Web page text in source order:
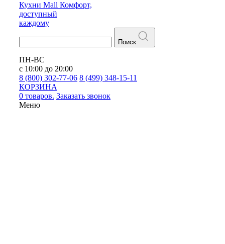
Кухни Mall Комфорт,
доступный
каждому
Поиск
ПН-ВС
с 10:00 до 20:00
8 (800) 302-77-06 8 (499) 348-15-11
КОРЗИНА
0 товаров. Заказать звонок
Меню